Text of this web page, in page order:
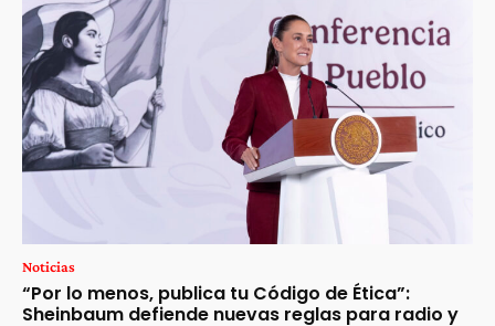
Noticias
“Por lo menos, publica tu Código de Ética”:
Sheinbaum defiende nuevas reglas para radio y